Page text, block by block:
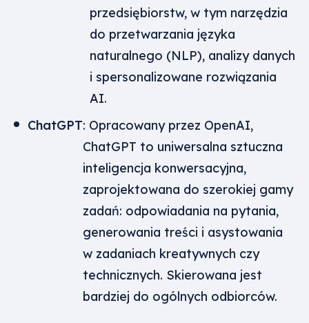
przedsiębiorstw, w tym narzędzia
do przetwarzania języka
naturalnego (NLP), analizy danych
i spersonalizowane rozwiązania
AI.
ChatGPT: Opracowany przez OpenAI,
ChatGPT to uniwersalna sztuczna
inteligencja konwersacyjna,
zaprojektowana do szerokiej gamy
zadań: odpowiadania na pytania,
generowania treści i asystowania
w zadaniach kreatywnych czy
technicznych. Skierowana jest
bardziej do ogólnych odbiorców.